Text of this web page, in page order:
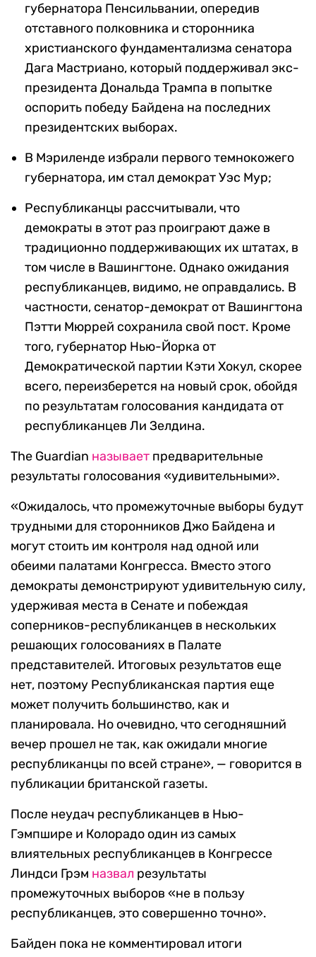
губернатора Пенсильвании, опередив
отставного полковника и сторонника
христианского фундаментализма сенатора
Дага Мастриано, который поддерживал экс-
президента Дональда Трампа в попытке
оспорить победу Байдена на последних
президентских выборах.
В Мэриленде избрали первого темнокожего
губернатора, им стал демократ Уэс Мур;
Республиканцы рассчитывали, что
демократы в этот раз проиграют даже в
традиционно поддерживающих их штатах, в
том числе в Вашингтоне. Однако ожидания
республиканцев, видимо, не оправдались. В
частности, сенатор-демократ от Вашингтона
Пэтти Мюррей сохранила свой пост. Кроме
того, губернатор Нью-Йорка от
Демократической партии Кэти Хокул, скорее
всего, переизберется на новый срок, обойдя
по результатам голосования кандидата от
республиканцев Ли Зелдина.
The Guardian называет предварительные
результаты голосования «удивительными».
«Ожидалось, что промежуточные выборы будут
трудными для сторонников Джо Байдена и
могут стоить им контроля над одной или
обеими палатами Конгресса. Вместо этого
демократы демонстрируют удивительную силу,
удерживая места в Сенате и побеждая
соперников-республиканцев в нескольких
решающих голосованиях в Палате
представителей. Итоговых результатов еще
нет, поэтому Республиканская партия еще
может получить большинство, как и
планировала. Но очевидно, что сегодняшний
вечер прошел не так, как ожидали многие
республиканцы по всей стране», — говорится в
публикации британской газеты.
После неудач республиканцев в Нью-
Гэмпшире и Колорадо один из самых
влиятельных республиканцев в Конгрессе
Линдси Грэм назвал результаты
промежуточных выборов «не в пользу
республиканцев, это совершенно точно».
Байден пока не комментировал итоги